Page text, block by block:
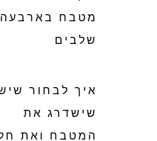
מטבח בארבעה
שלבים
איך לבחור
שישדרג את
המטבח ואת